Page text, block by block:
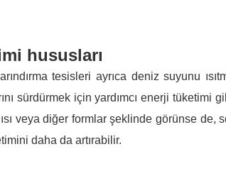
hususları
tesisleri ayrıca deniz suyunu
sürdürmek için yardımcı enerji tüketimi
veya diğer formlar şeklinde görünse de,
daha da artırabilir.